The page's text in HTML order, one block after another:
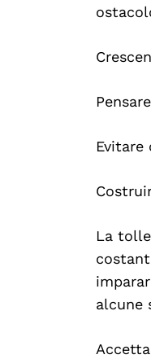
Evitare
La
alcune